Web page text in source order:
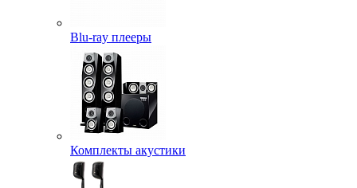
Blu-ray плееры
Комплекты акустики